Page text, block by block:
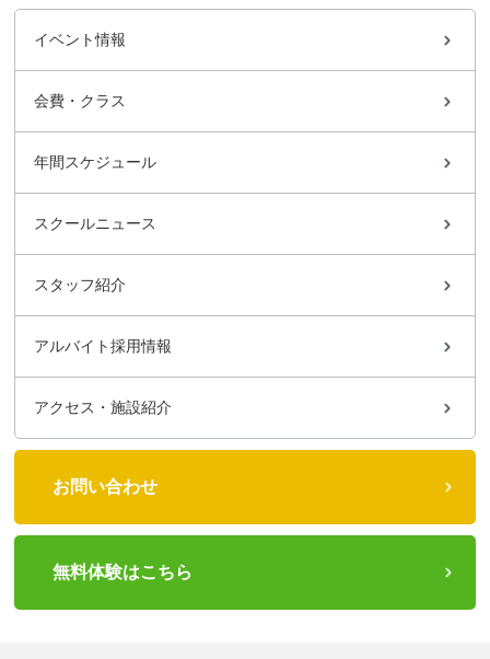
イベント情報
会費・クラス
年間スケジュール
スクールニュース
スタッフ紹介
アルバイト採用情報
アクセス・施設紹介
お問い合わせ
無料体験はこちら